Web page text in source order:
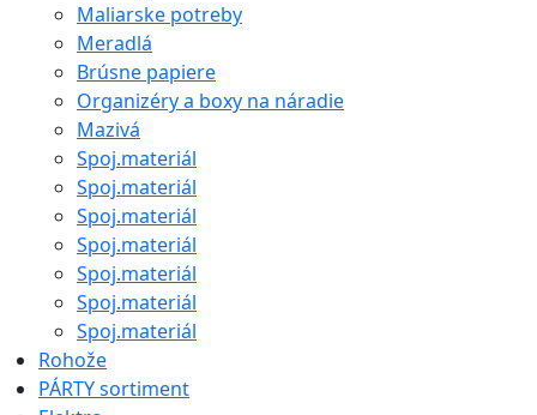
Maliarske potreby
Meradlá
Brúsne papiere
Organizéry a boxy na náradie
Mazivá
Spoj.materiál
Spoj.materiál
Spoj.materiál
Spoj.materiál
Spoj.materiál
Spoj.materiál
Spoj.materiál
Rohože
PÁRTY sortiment